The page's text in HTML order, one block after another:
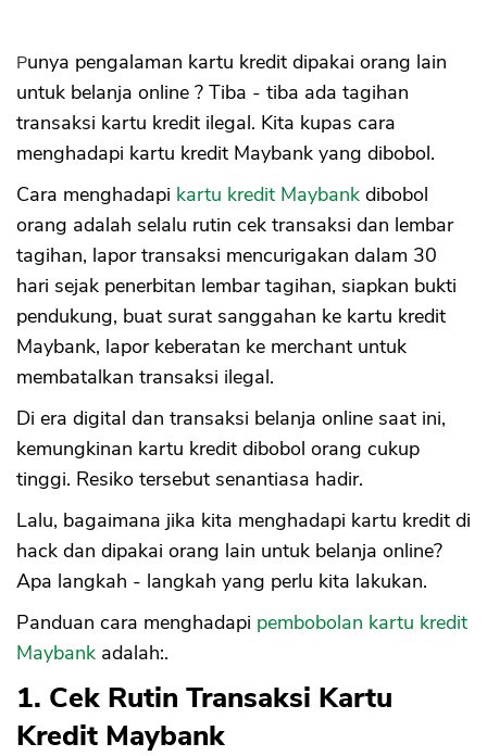
Punya pengalaman kartu kredit dipakai orang lain
untuk belanja online ? Tiba - tiba ada tagihan
transaksi kartu kredit ilegal. Kita kupas cara
menghadapi kartu kredit Maybank yang dibobol.
Cara menghadapi kartu kredit Maybank dibobol
orang adalah selalu rutin cek transaksi dan lembar
tagihan, lapor transaksi mencurigakan dalam 30
hari sejak penerbitan lembar tagihan, siapkan bukti
pendukung, buat surat sanggahan ke kartu kredit
Maybank, lapor keberatan ke merchant untuk
membatalkan transaksi ilegal.
Di era digital dan transaksi belanja online saat ini,
kemungkinan kartu kredit dibobol orang cukup
tinggi. Resiko tersebut senantiasa hadir.
Lalu, bagaimana jika kita menghadapi kartu kredit di
hack dan dipakai orang lain untuk belanja online?
Apa langkah - langkah yang perlu kita lakukan.
Panduan cara menghadapi pembobolan kartu kredit
Maybank adalah:.
1. Cek Rutin Transaksi Kartu
Kredit Maybank